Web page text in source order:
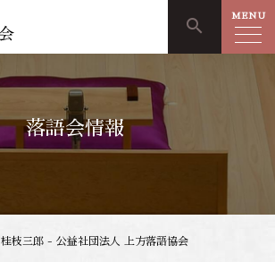
search MENU
落語会情報
桂枝三郎 - 公益社団法人 上方落語協会